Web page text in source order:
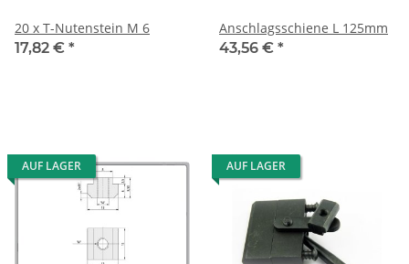
20 x T-Nutenstein M 6
17,82 € *
Anschlagsschiene L 125mm
43,56 € *
AUF LAGER AUF LAGER